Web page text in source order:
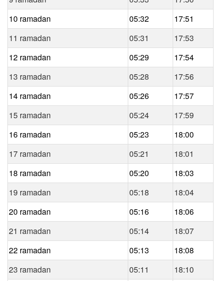
10 ramadan
05:32
17:51
11 ramadan
05:31
17:53
12 ramadan
05:29
17:54
13 ramadan
05:28
17:56
14 ramadan
05:26
17:57
15 ramadan
05:24
17:59
16 ramadan
05:23
18:00
17 ramadan
05:21
18:01
18 ramadan
05:20
18:03
19 ramadan
05:18
18:04
20 ramadan
05:16
18:06
21 ramadan
05:14
18:07
22 ramadan
05:13
18:08
23 ramadan
05:11
18:10